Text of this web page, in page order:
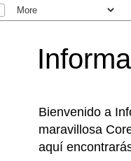
Bienvenido a
maravillosa
aquí